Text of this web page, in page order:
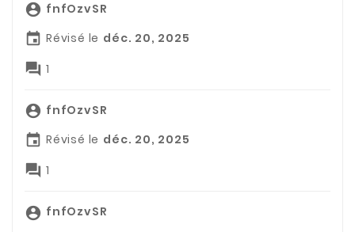
 fnfOzvSR
 Révisé le déc. 20, 2025
 1
 fnfOzvSR
 Révisé le déc. 20, 2025
 1
 fnfOzvSR